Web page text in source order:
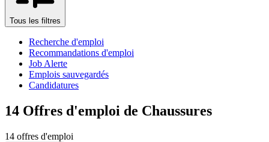
Tous les filtres
Recherche d'emploi
Recommandations d'emploi
Job Alerte
Emplois sauvegardés
Candidatures
14 Offres d'emploi de Chaussures
14 offres d'emploi